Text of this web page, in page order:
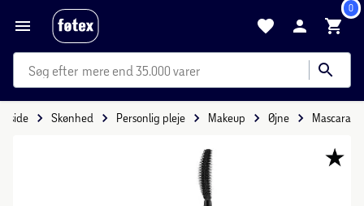
0
mere end 35.000 varer
Skønhed Personlig pleje Makeup Øjne Mascara